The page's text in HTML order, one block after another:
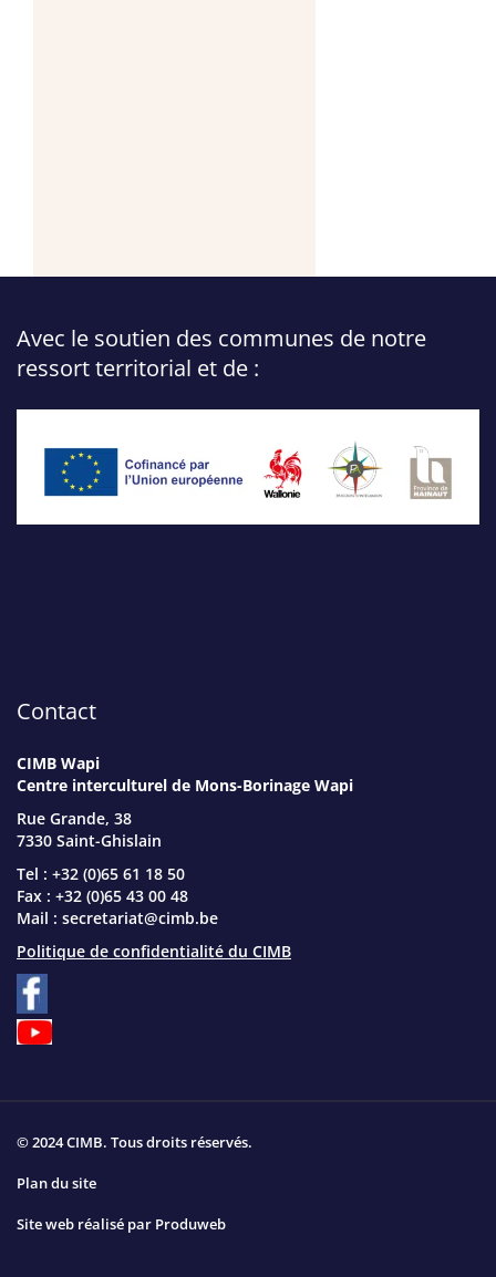
Avec le soutien des communes de notre
ressort territorial et de :
Contact
CIMB Wapi
Centre interculturel de Mons-Borinage Wapi
Rue Grande, 38
7330 Saint-Ghislain
Tel : +32 (0)65 61 18 50
Fax : +32 (0)65 43 00 48
Mail : secretariat@cimb.be
Politique de confidentialité du CIMB
© 2024 CIMB. Tous droits réservés.
Plan du site
Site web réalisé par Produweb